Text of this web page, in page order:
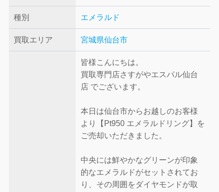
種別 エメラルド
買取エリア 宮城県仙台市
皆様こんにちは。
買取専門店さすがやエスパル仙台
店 でございます。
本日は仙台市からお越しのお客様
より【Pt950 エメラルドリング】を
ご売却いただきました。
中央には鮮やかなグリーンが印象
的なエメラルドがセットされてお
り、その周囲をダイヤモンドが取